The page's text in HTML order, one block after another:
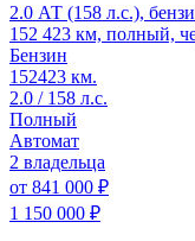
2.0 АТ (158 л.с.),
152 423 км, полный,
Бензин
152423 км.
2.0 / 158 л.с.
Полный
Автомат
2 владельца
от 841 000 ₽
1 150 000 ₽